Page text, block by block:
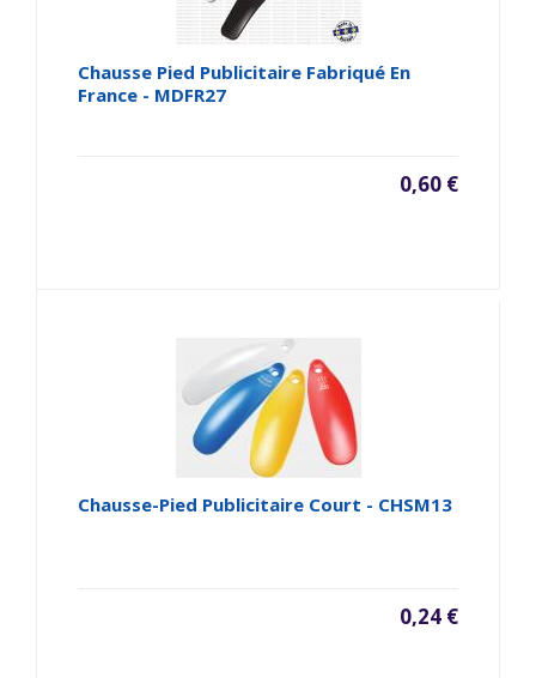
Chausse Pied Publicitaire Fabriqué En
France - MDFR27
0,60 €
Chausse-Pied Publicitaire Court - CHSM13
0,24 €